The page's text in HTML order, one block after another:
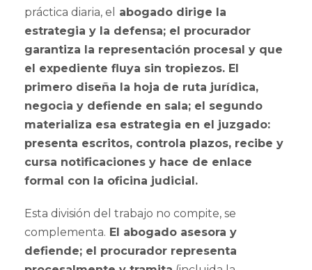
práctica diaria, el
abogado dirige la
estrategia y la defensa; el procurador
garantiza la representación procesal y que
el expediente fluya sin tropiezos. El
primero diseña la hoja de ruta jurídica,
negocia y defiende en sala; el segundo
materializa esa estrategia en el juzgado:
presenta escritos, controla plazos, recibe y
cursa notificaciones y hace de enlace
formal con la oficina judicial.
Esta división del trabajo no compite, se
complementa. El abogado asesora y
defiende; el procurador representa